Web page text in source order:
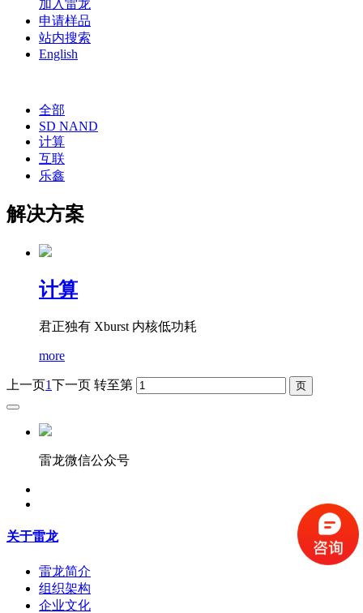
加入雷龙
申请样品
站内搜索
English
全部
SD NAND
计算
互联
乐鑫
解决方案
计算
君正独有 Xburst 内核低功耗
more
上一页1下一页 转至第
雷龙微信公众号
关于雷龙
雷龙简介
组织架构
企业文化